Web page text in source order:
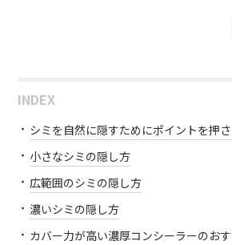
INDEX
シミを自然に隠すためにポイントを押
小さなシミの隠し方
広範囲のシミの隠し方
濃いシミの隠し方
カバー力が高い濃厚コンシーラーのお